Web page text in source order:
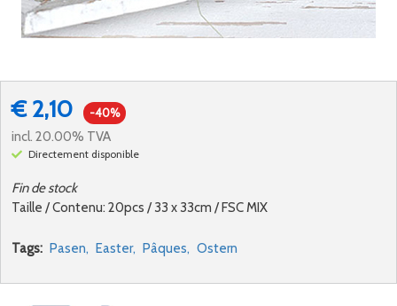
Taille / Contenu: 20pcs / 33 x 33cm / FSC MIX
Fin de stock
€ 2,10 -40%
incl. 20.00% TVA
Directement disponible
Tags: Pasen, Easter, Pâques, Ostern